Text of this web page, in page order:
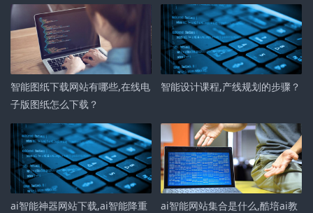
智能图纸下载网站有哪些,在线电
子版图纸怎么下载？
智能设计课程,产线规划的步骤？
ai智能神器网站下载,ai智能降重
ai智能网站集合是什么,酷培ai教